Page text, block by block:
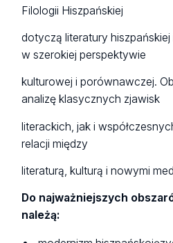
Filologii Hiszpańskiej
dotyczą literatury
w szerokiej perspektywie
kulturowej i porównawczej.
analizę klasycznych zjawisk
literackich, jak i
relacji między
literaturą, kulturą i nowymi
Do najważniejszych
należą: